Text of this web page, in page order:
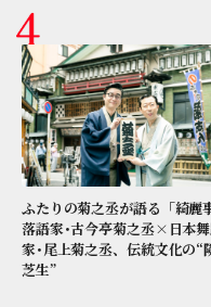
ふたりの菊之丞が語る「綺麗
落語家･古今亭菊之丞×日本
家･尾上菊之丞、伝統文化の“
芝生”